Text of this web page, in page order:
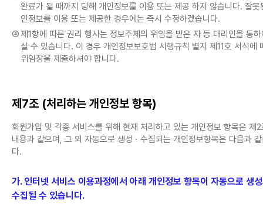
완료가 될 때까지 당해 개인정보를 이용 또는 제공 하지 않습니다. 잘못
인정보를 이용 또는 제공한 경우에는 즉시 수정하겠습니다.
④ 제1항에 따른 권리 행사는 정보주체의 위임을 받은 자 등 대리인을 통
실 수 있습니다. 이 경우 개인정보보호법 시행규칙 별지 제11호 서식에
위임장을 제출하셔야 합니다.
제7조 (처리하는 개인정보 항목)
회원가입 및 각종 서비스를 위해 현재 처리하고 있는 개인정보 항목은 제
내용과 같으며, 그 외 자동으로 생성ㆍ수집되는 개인정보항목은 다음과
다.
가. 인터넷 서비스 이용과정에서 아래 개인정보 항목이 자동으로 생
수집될 수 있습니다.